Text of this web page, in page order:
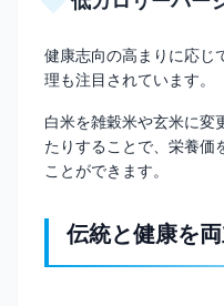
健康志向の高まりに応じ
理も注目されています。
白米を雑穀米や玄米に変
たりすることで、栄養価
ことができます。
伝統と健康を